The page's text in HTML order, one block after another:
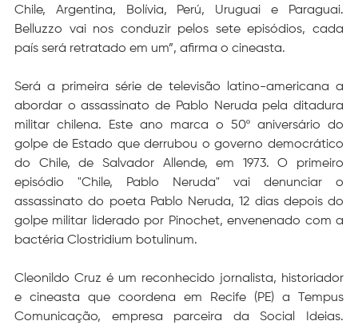
Chile, Argentina, Bolívia, Perú, Uruguai e Paraguai.
Belluzzo vai nos conduzir pelos sete episódios, cada
país será retratado em um”, afirma o cineasta.
Será a primeira série de televisão latino-americana a
abordar o assassinato de Pablo Neruda pela ditadura
militar chilena. Este ano marca o 50º aniversário do
golpe de Estado que derrubou o governo democrático
do Chile, de Salvador Allende, em 1973. O primeiro
episódio "Chile, Pablo Neruda" vai denunciar o
assassinato do poeta Pablo Neruda, 12 dias depois do
golpe militar liderado por Pinochet, envenenado com a
bactéria Clostridium botulinum.
Cleonildo Cruz é um reconhecido jornalista, historiador
e cineasta que coordena em Recife (PE) a Tempus
Comunicação, empresa parceira da Social Ideias.